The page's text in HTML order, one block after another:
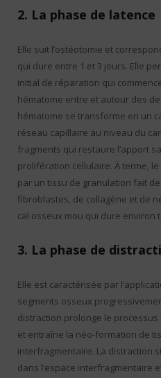
2. La phase de latence
Elle suit l’ostéotomie et
qui dure entre 1 et 3 jours. Elle
initial de réparation qui
hématome entre et autour des
hématome se transforme en un
réseau capillaire au niveau du
fragments qui restaure l’apport
prolifération cellulaire. À terme,
par un tissu de granulation fait
fibroblastes, de collagène et de
cal osseux mou qui dure environ
3. La phase de
Elle est caractérisée par
segments osseux
distraction prolonge le processus
et entraîne la néo-formation de
interfragmentaire. La distraction
dans l’espace interfragmentaire